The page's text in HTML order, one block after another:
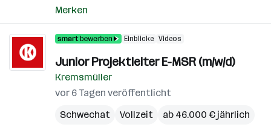
Merken
Einblicke Videos
Junior Projektleiter E-MSR (m/w/d)
Kremsmüller
vor 6 Tagen veröffentlicht
Schwechat
Vollzeit ab 46.000 € jährlich